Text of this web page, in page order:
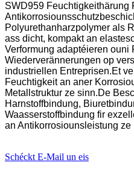
SWD959 Feuchtigkeithärung
Polyurethanharzpolymer als
ass dicht, kompakt an
Verformung adaptéieren ouni
Wiederverännerungen op
industriellen Entreprisen.Et
Feuchtigkeit an aner
Metallstruktur ze sinn.De
Harnstoffbindung,
Waasserstoffbindung fir
an Antikorrosiounsleistung ze
Schéckt E-Mail un eis